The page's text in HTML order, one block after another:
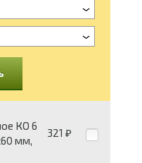
КО 6
мм,
321 ₽